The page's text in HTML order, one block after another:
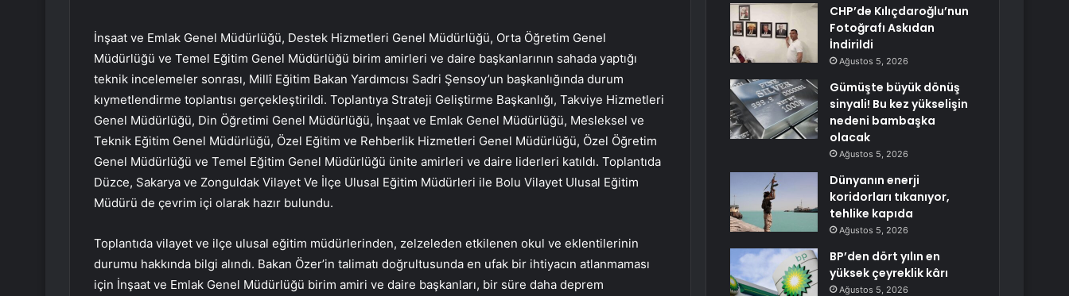
İnşaat ve Emlak Genel Müdürlüğü, Destek Hizmetleri Genel Müdürlüğü, Orta Öğretim Genel
Müdürlüğü ve Temel Eğitim Genel Müdürlüğü birim amirleri ve daire başkanlarının sahada yaptığı
teknik incelemeler sonrası, Millî Eğitim Bakan Yardımcısı Sadri Şensoy’un başkanlığında durum
kıymetlendirme toplantısı gerçekleştirildi. Toplantıya Strateji Geliştirme Başkanlığı, Takviye Hizmetleri
Genel Müdürlüğü, Din Öğretimi Genel Müdürlüğü, İnşaat ve Emlak Genel Müdürlüğü, Mesleksel ve
Teknik Eğitim Genel Müdürlüğü, Özel Eğitim ve Rehberlik Hizmetleri Genel Müdürlüğü, Özel Öğretim
Genel Müdürlüğü ve Temel Eğitim Genel Müdürlüğü ünite amirleri ve daire liderleri katıldı. Toplantıda
Düzce, Sakarya ve Zonguldak Vilayet Ve İlçe Ulusal Eğitim Müdürleri ile Bolu Vilayet Ulusal Eğitim
Müdürü de çevrim içi olarak hazır bulundu.
Toplantıda vilayet ve ilçe ulusal eğitim müdürlerinden, zelzeleden etkilenen okul ve eklentilerinin
durumu hakkında bilgi alındı. Bakan Özer’in talimatı doğrultusunda en ufak bir ihtiyacın atlanmaması
için İnşaat ve Emlak Genel Müdürlüğü birim amiri ve daire başkanları, bir süre daha deprem
CHP’de Kılıçdaroğlu’nun
Fotoğrafı Askıdan
İndirildi
Ağustos 5, 2026
Gümüşte büyük dönüş
sinyali! Bu kez yükselişin
nedeni bambaşka
olacak
Ağustos 5, 2026
Dünyanın enerji
koridorları tıkanıyor,
tehlike kapıda
Ağustos 5, 2026
BP’den dört yılın en
yüksek çeyreklik kârı
Ağustos 5, 2026